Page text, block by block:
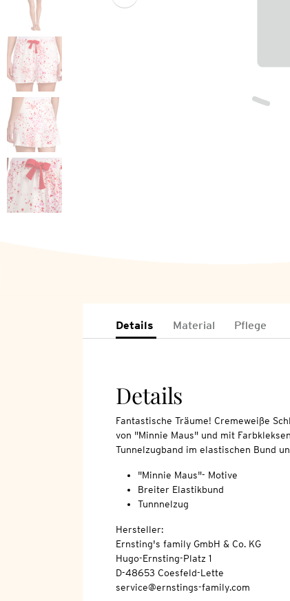
Details Material Pflege
Details
Fantastische Träume! Cremeweiße
von "Minnie Maus" und mit
Tunnelzugband im elastischen Bund
"Minnie Maus"- Motive
Breiter Elastikbund
Tunnnelzug
Hersteller:
Ernsting's family GmbH & Co. KG
Hugo-Ernsting-Platz 1
D-48653 Coesfeld-Lette
service@ernstings-family.com